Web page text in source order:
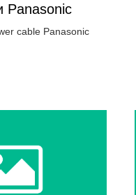
Panasonic
cable Panasonic